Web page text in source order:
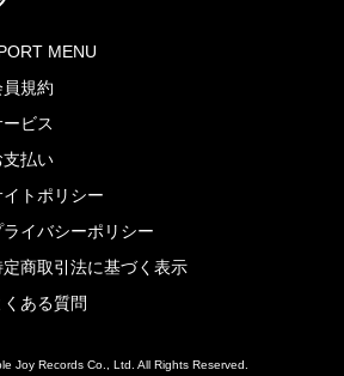
MENU
員規約
ビス
支払い
イトポリシー
ライバシーポリシー
定商取引法に基づく表示
くある質問
Joy Records Co., Ltd. All Rights Reserved.